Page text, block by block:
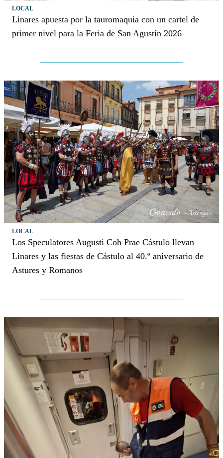
LOCAL
Linares apuesta por la tauromaquia con un cartel de
primer nivel para la Feria de San Agustín 2026
LOCAL
Los Speculatores Augusti Coh Prae Cástulo llevan
Linares y las fiestas de Cástulo al 40.º aniversario de
Astures y Romanos